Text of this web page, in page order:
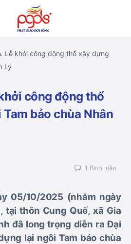
Lễ khởi công động thổ xây dựng
Lý
công động thổ
bảo chùa Nhân
1 Bình luận
05/10/2025 (nhằm ngày
tại thôn Cung Quế, xã Gia
đã long trọng diễn ra Đại
lại ngôi Tam bảo chùa